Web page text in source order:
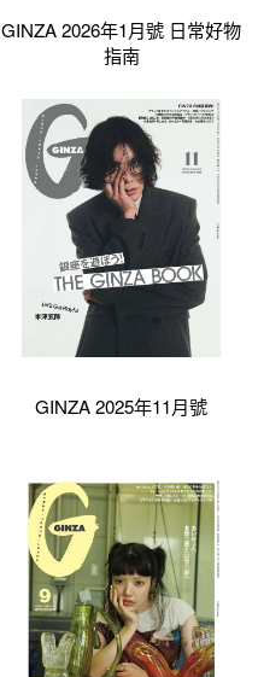
GINZA 2026年1月號 日常好物
指南
GINZA 2025年11月號